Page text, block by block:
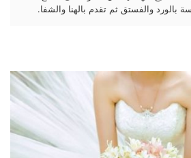
بالورد والفستق ثم تقدم بالهنا والشفا.